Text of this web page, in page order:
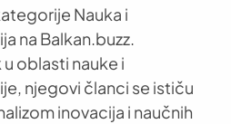
Nauka i
na Balkan.buzz.
oblasti nauke i
njegovi članci se ističu
inovacija i naučnih